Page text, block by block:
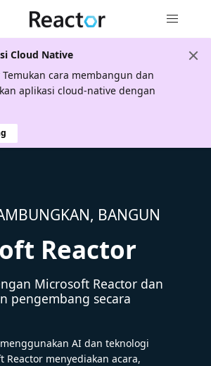
Cloud Native
Temukan cara membangun dan
aplikasi cloud-native dengan
BANGUN
Reactor
Microsoft Reactor dan
pengembang secara
AI dan teknologi
Reactor menyediakan acara,